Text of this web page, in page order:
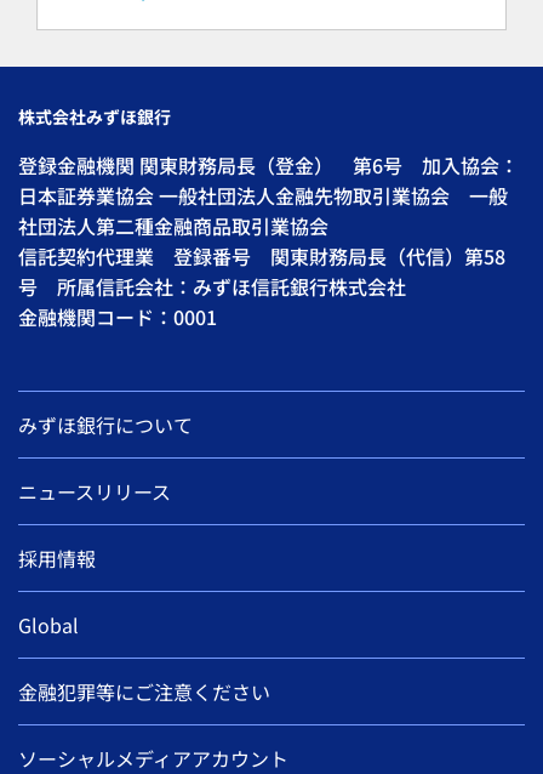
株式会社みずほ銀行
登録金融機関 関東財務局長（登金） 第6号 加入協会：
日本証券業協会 一般社団法人金融先物取引業協会 一般
社団法人第二種金融商品取引業協会
信託契約代理業 登録番号 関東財務局長（代信）第58
号 所属信託会社：みずほ信託銀行株式会社
金融機関コード：0001
みずほ銀行について
ニュースリリース
採用情報
Global
金融犯罪等にご注意ください
ソーシャルメディアアカウント